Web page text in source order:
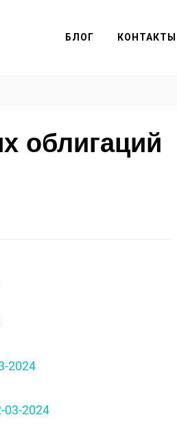
БЛОГ КОНТАКТЫ
облигаций
2024
2024